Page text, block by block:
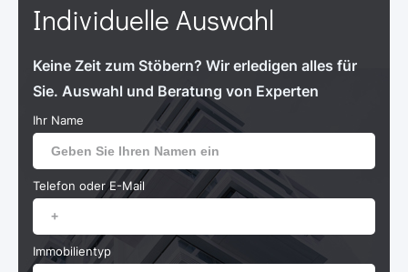
Individuelle Auswahl
Keine Zeit zum Stöbern? Wir erledigen alles für
Sie. Auswahl und Beratung von Experten
Ihr Name
Telefon oder E-Mail
Immobilientyp